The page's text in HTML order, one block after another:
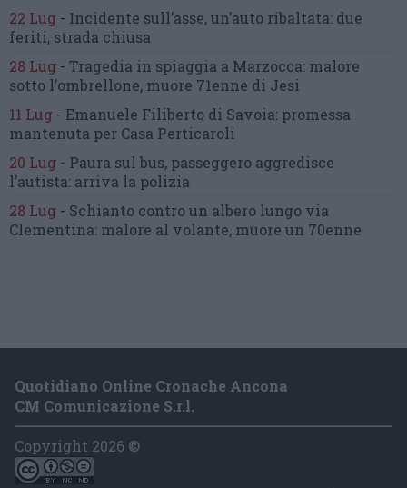
22 Lug - Incidente sull’asse, un’auto ribaltata: due
feriti, strada chiusa
28 Lug - Tragedia in spiaggia a Marzocca: malore
sotto l’ombrellone, muore 71enne di Jesi
11 Lug - Emanuele Filiberto di Savoia: promessa
mantenuta per Casa Perticaroli
20 Lug - Paura sul bus, passeggero aggredisce
l’autista: arriva la polizia
28 Lug - Schianto contro un albero lungo via
Clementina: malore al volante, muore un 70enne
Quotidiano Online Cronache Ancona
CM Comunicazione S.r.l.
Copyright 2026 ©